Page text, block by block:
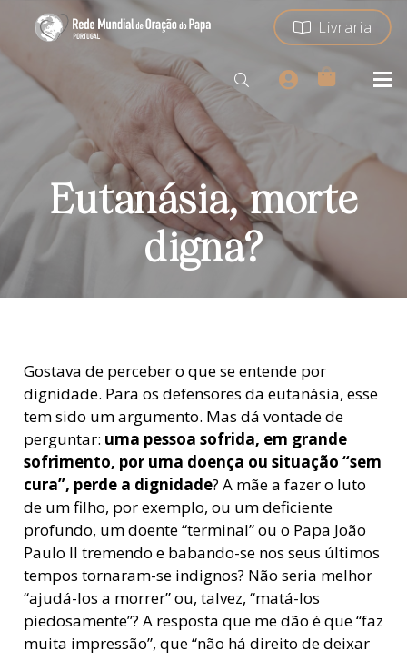
Livraria
Eutanásia, morte
digna?
Gostava de perceber o que se entende por
dignidade. Para os defensores da eutanásia, esse
tem sido um argumento. Mas dá vontade de
perguntar: uma pessoa sofrida, em grande
sofrimento, por uma doença ou situação “sem
cura”, perde a dignidade? A mãe a fazer o luto
de um filho, por exemplo, ou um deficiente
profundo, um doente “terminal” ou o Papa João
Paulo II tremendo e babando-se nos seus últimos
tempos tornaram-se indignos? Não seria melhor
“ajudá-los a morrer” ou, talvez, “matá-los
piedosamente”? A resposta que me dão é que “faz
muita impressão”, que “não há direito de deixar